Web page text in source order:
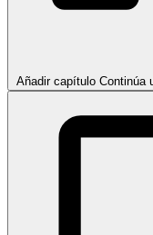
Añadir capítulo Continúa